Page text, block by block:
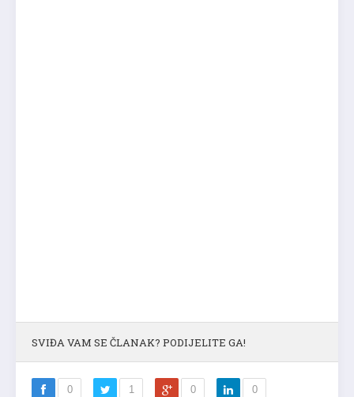
SVIĐA VAM SE ČLANAK? PODIJELITE GA!
0 1 0 0